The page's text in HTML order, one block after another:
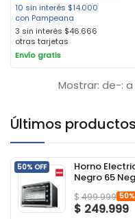
Últimos productos
50% OFF
Horno
Negro 65
$ 499.999 50%
$ 249.999
10 sin interés $14.000
con Pampeana
3 sin interés $46.666
otras tarjetas
Envío gratis
Mostrar: de-: